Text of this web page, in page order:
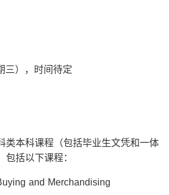
三），时间待定
类本科课程（包括毕业生文凭和一体
包括以下课程：
and Merchandising